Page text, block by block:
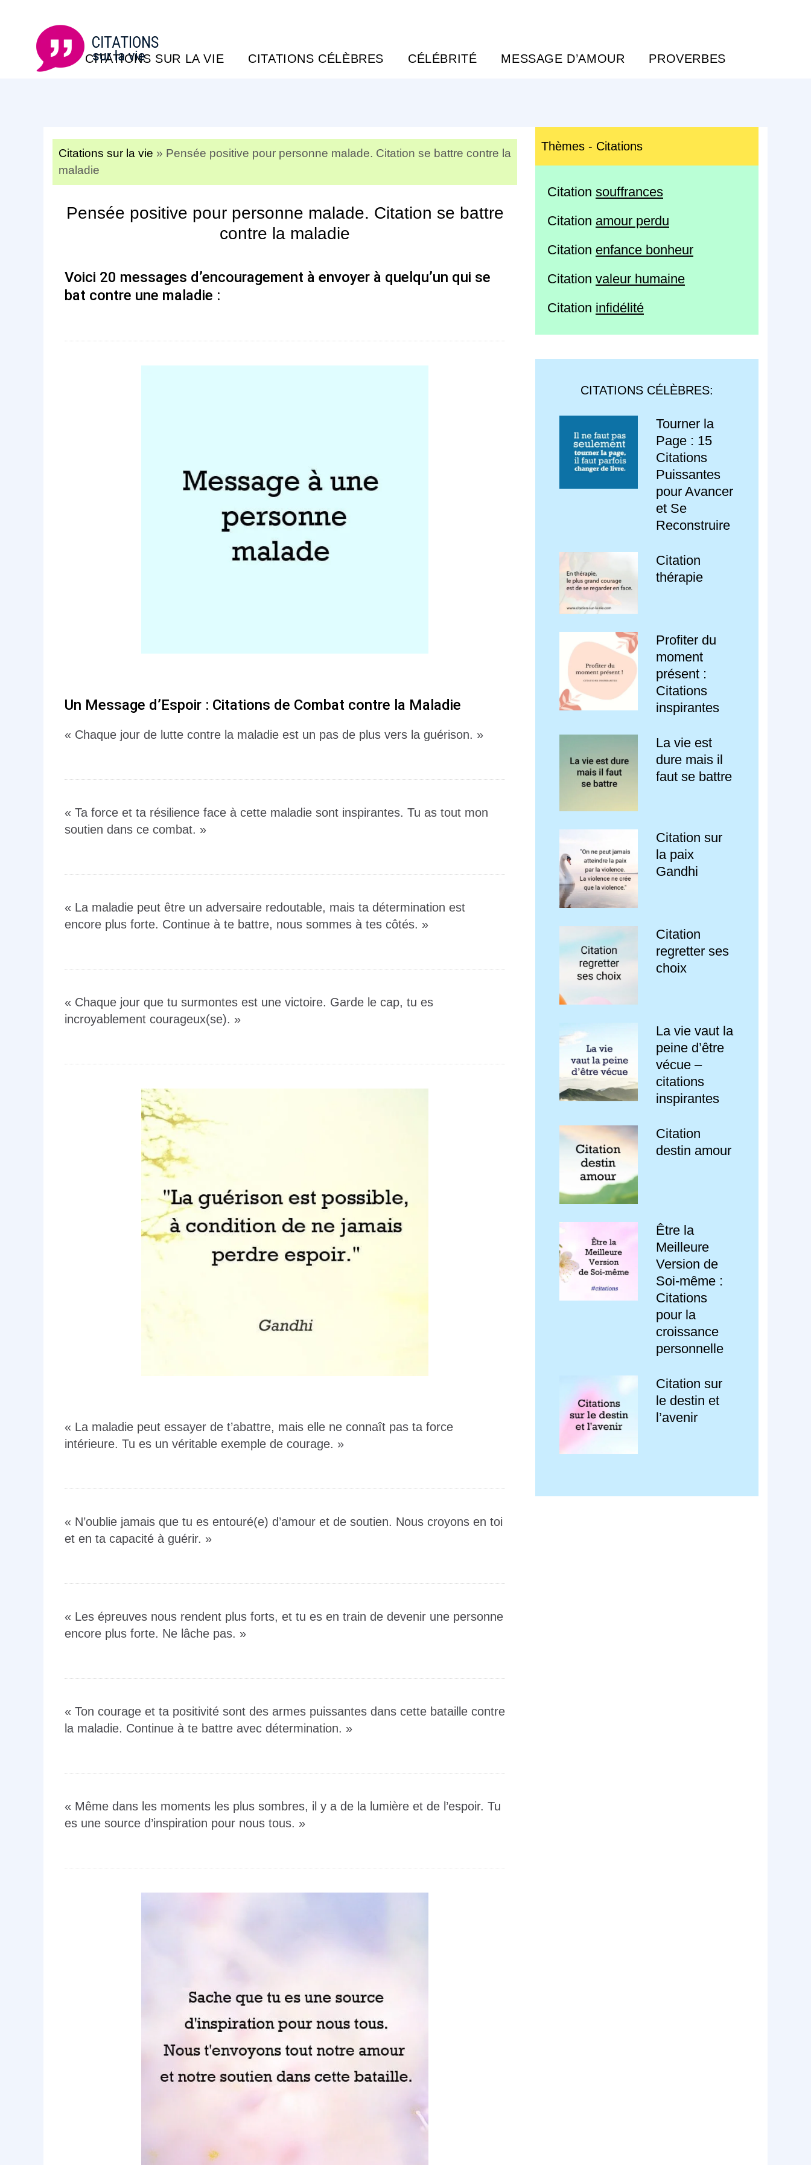
CITATIONS SUR LA VIE CITATIONS CÉLÈBRES CÉLÉBRITÉ MESSAGE D’AMOUR PROVERBES
Citations sur la vie » Pensée positive pour personne malade. Citation se battre contre la
maladie
Pensée positive pour personne malade. Citation se battre
contre la maladie
Voici 20 messages d’encouragement à envoyer à quelqu’un qui se
bat contre une maladie :
Un Message d’Espoir : Citations de Combat contre la Maladie
« Chaque jour de lutte contre la maladie est un pas de plus vers la guérison. »
« Ta force et ta résilience face à cette maladie sont inspirantes. Tu as tout mon
soutien dans ce combat. »
« La maladie peut être un adversaire redoutable, mais ta détermination est
encore plus forte. Continue à te battre, nous sommes à tes côtés. »
« Chaque jour que tu surmontes est une victoire. Garde le cap, tu es
incroyablement courageux(se). »
« La maladie peut essayer de t’abattre, mais elle ne connaît pas ta force
intérieure. Tu es un véritable exemple de courage. »
« N’oublie jamais que tu es entouré(e) d’amour et de soutien. Nous croyons en toi
et en ta capacité à guérir. »
« Les épreuves nous rendent plus forts, et tu es en train de devenir une personne
encore plus forte. Ne lâche pas. »
« Ton courage et ta positivité sont des armes puissantes dans cette bataille contre
la maladie. Continue à te battre avec détermination. »
« Même dans les moments les plus sombres, il y a de la lumière et de l’espoir. Tu
es une source d’inspiration pour nous tous. »
Thèmes - Citations
Citation souffrances
Citation amour perdu
Citation enfance bonheur
Citation valeur humaine
Citation infidélité
CITATIONS CÉLÈBRES:
Tourner la
Page : 15
Citations
Puissantes
pour Avancer
et Se
Reconstruire
Citation
thérapie
Profiter du
moment
présent :
Citations
inspirantes
La vie est
dure mais il
faut se battre
Citation sur
la paix
Gandhi
Citation
regretter ses
choix
La vie vaut la
peine d’être
vécue –
citations
inspirantes
Citation
destin amour
Être la
Meilleure
Version de
Soi-même :
Citations
pour la
croissance
personnelle
Citation sur
le destin et
l’avenir